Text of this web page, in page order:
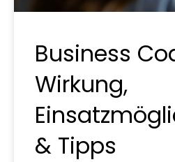
Business
Wirkung,
& Tipps